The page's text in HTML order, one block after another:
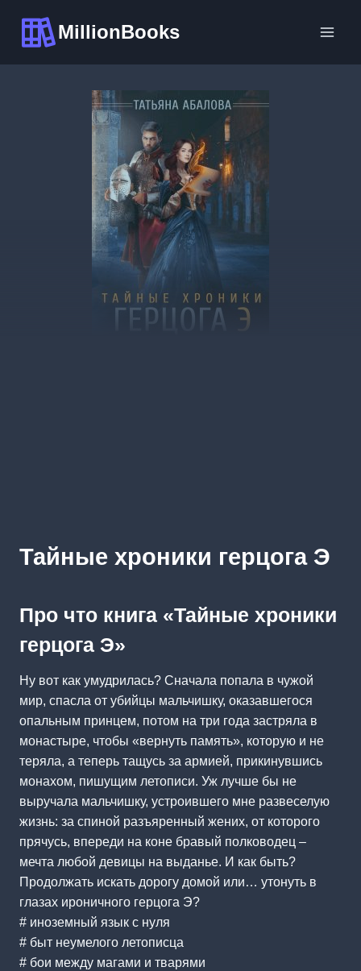
содержимому
MillionBooks
Тайные хроники герцога Э
Про что книга «Тайные хроники
герцога Э»
Ну вот как умудрилась? Сначала попала в чужой
мир, спасла от убийцы мальчишку, оказавшегося
опальным принцем, потом на три года застряла в
монастыре, чтобы «вернуть память», которую и не
теряла, а теперь тащусь за армией, прикинувшись
монахом, пишущим летописи. Уж лучше бы не
выручала мальчишку, устроившего мне развеселую
жизнь: за спиной разъяренный жених, от которого
прячусь, впереди на коне бравый полководец –
мечта любой девицы на выданье. И как быть?
Продолжать искать дорогу домой или… утонуть в
глазах ироничного герцога Э?
# иноземный язык с нуля
# быт неумелого летописца
# бои между магами и тварями